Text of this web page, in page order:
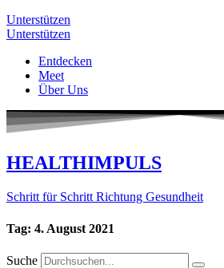
Unterstützen
Unterstützen
Entdecken
Meet
Über Uns
HEALTHIMPULS
Schritt für Schritt Richtung Gesundheit
Tag: 4. August 2021
Suche